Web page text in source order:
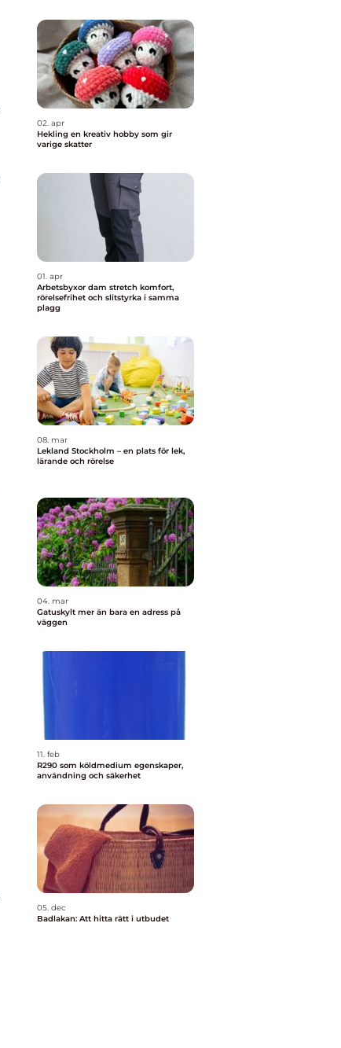
02. apr
Hekling en kreativ hobby som gir
varige skatter
01. apr
Arbetsbyxor dam stretch komfort,
rörelsefrihet och slitstyrka i samma
plagg
08. mar
Lekland Stockholm – en plats för lek,
lärande och rörelse
04. mar
Gatuskylt mer än bara en adress på
väggen
11. feb
R290 som köldmedium egenskaper,
användning och säkerhet
05. dec
Badlakan: Att hitta rätt i utbudet